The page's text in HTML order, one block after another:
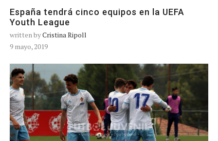
España tendrá cinco equipos en la UEFA
Youth League
written byCristina Ripoll
9 mayo, 2019